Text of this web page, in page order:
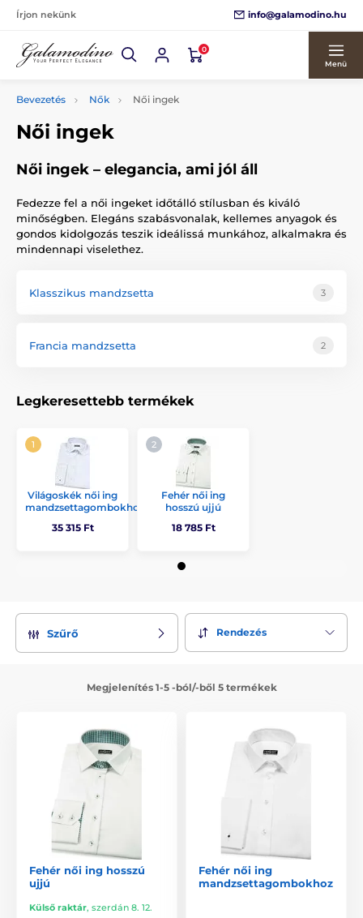
Írjon nekünk info@galamodino.hu
0
Menü
Bevezetés Nők Női ingek
Női ingek
Női ingek – elegancia, ami jól áll
Fedezze fel a női ingeket időtálló stílusban és kiváló
minőségben. Elegáns szabásvonalak, kellemes anyagok és
gondos kidolgozás teszik ideálissá munkához, alkalmakra és
mindennapi viselethez.
Klasszikus mandzsetta 3
Francia mandzsetta 2
Legkeresettebb termékek
Világoskék női ing
mandzsettagombokhoz
35 315 Ft
Fehér női ing
hosszú ujjú
18 785 Ft
Szűrő Rendezés
Megjelenítés 1-5 -ból/-ből 5 termékek
Fehér női ing hosszú
ujjú
Külső raktár, szerdán 8. 12.
Fehér női ing
mandzsettagombokhoz